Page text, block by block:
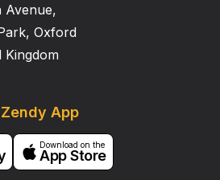
Avenue,
Oxford
Kingdom
App
Download on the
App Store